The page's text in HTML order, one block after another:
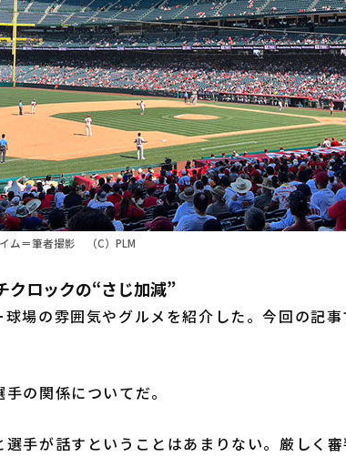
ム＝筆者撮影 （C）PLM
クロックの“さじ加減”
球場の雰囲気やグルメを紹介した。今回の記
の関係についてだ。
手が話すということはあまりない。厳しく